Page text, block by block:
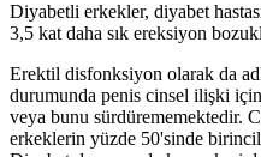
Diyabetli erkekler, diyabet
3,5 kat daha sık ereksiyon
Erektil disfonksiyon olarak da
durumunda penis cinsel ilişki
veya bunu sürdürememektedir.
erkeklerin yüzde 50'sinde